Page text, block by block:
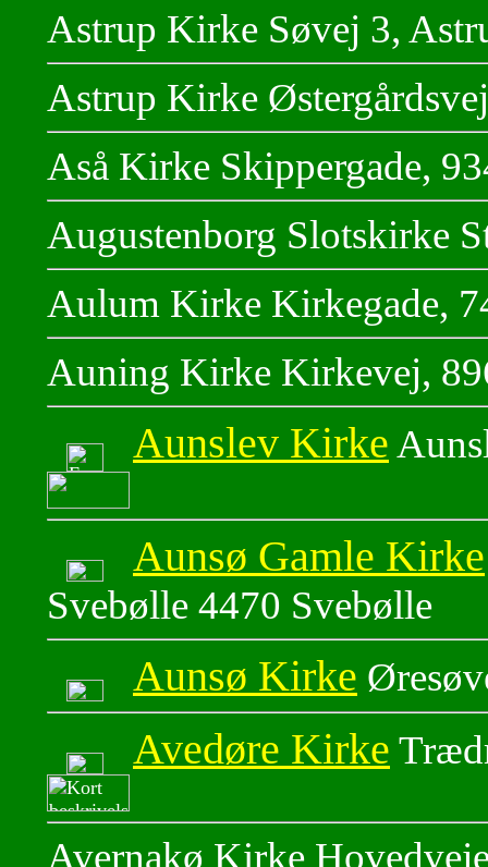
Astrup Kirke Søvej 3,
Astrup Kirke
Aså Kirke Skippergade,
Augustenborg Slotskirke
Aulum Kirke Kirkegade,
Auning Kirke Kirkevej,
Aunslev Kirke
Aunsø Gamle Kirke
Svebølle 4470 Svebølle
Aunsø Kirke
Avedøre Kirke
Avernakø Kirke